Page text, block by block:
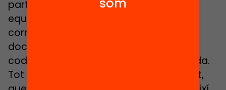
partir d’aquí es poden fer totes les
equivalències, això a quants docents
correspondria? A quants perfils no
docents? Per baixar ràtios, per fer
codocència, per quantes aules d’acollida.
Tot això és un exercici que vindria a part,
som